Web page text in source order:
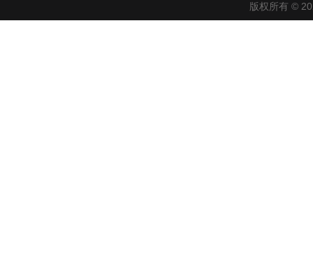
版权所有 ©